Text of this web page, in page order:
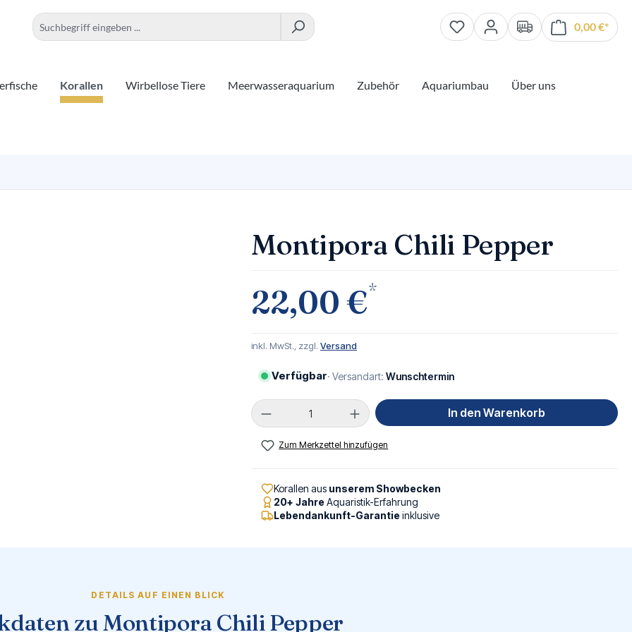
0,00 €*
Korallen Wirbellose Tiere Meerwasseraquarium Zubehör Aquariumbau Über uns
Montipora Chili Pepper
22,00 €*
inkl. MwSt., zzgl. Versand
Verfügbar· Versandart: Wunschtermin
Produkt Anzahl: Gib den gewünschten Wert ein
In den Warenkorb
Zum Merkzettel hinzufügen
Korallen aus unserem Showbecken
20+ JahreAquaristik-Erfahrung
Lebendankunft-Garantieinklusive
DETAILS AUF EINEN BLICK
zu Montipora Chili Pepper